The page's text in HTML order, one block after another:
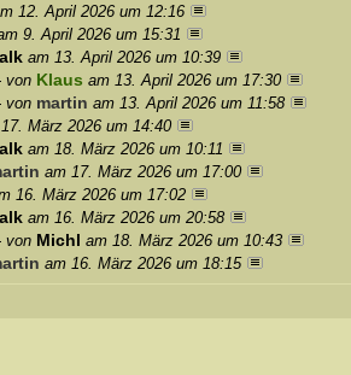
12. April 2026 um 12:16
9. April 2026 um 15:31
am 13. April 2026 um 10:39
von Klaus am 13. April 2026 um 17:30
von martin am 13. April 2026 um 11:58
März 2026 um 14:40
am 18. März 2026 um 10:11
am 17. März 2026 um 17:00
16. März 2026 um 17:02
am 16. März 2026 um 20:58
von Michl am 18. März 2026 um 10:43
am 16. März 2026 um 18:15